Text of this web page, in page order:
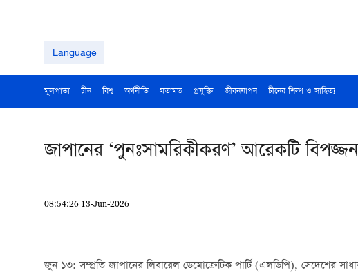
Language
মূলপাতা চীন বিশ্ব অর্থনীতি মতামত প্রযুক্তি জীবনযাপন চীনের শিল্প ও সাহিত্য
জাপানের ‘পুনঃসামরিকীকরণ’ আরেকটি
08:54:26 13-Jun-2026
জুন ১৩: সম্প্রতি জাপানের লিবারেল ডেমোক্রেটিক পার্টি (এলডিপি), সেদেশের